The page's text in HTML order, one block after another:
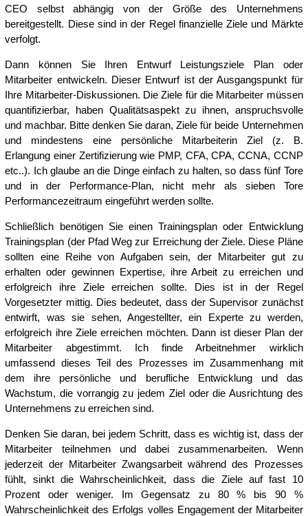
CEO selbst abhängig von der Größe des Unternehmens
bereitgestellt. Diese sind in der Regel finanzielle Ziele und Märkte
verfolgt.
Dann können Sie Ihren Entwurf Leistungsziele Plan oder
Mitarbeiter entwickeln. Dieser Entwurf ist der Ausgangspunkt für
Ihre Mitarbeiter-Diskussionen. Die Ziele für die Mitarbeiter müssen
quantifizierbar, haben Qualitätsaspekt zu ihnen, anspruchsvolle
und machbar. Bitte denken Sie daran, Ziele für beide Unternehmen
und mindestens eine persönliche Mitarbeiterin Ziel (z. B.
Erlangung einer Zertifizierung wie PMP, CFA, CPA, CCNA, CCNP
etc..). Ich glaube an die Dinge einfach zu halten, so dass fünf Tore
und in der Performance-Plan, nicht mehr als sieben Tore
Performancezeitraum eingeführt werden sollte.
Schließlich benötigen Sie einen Trainingsplan oder Entwicklung
Trainingsplan (der Pfad Weg zur Erreichung der Ziele. Diese Pläne
sollten eine Reihe von Aufgaben sein, der Mitarbeiter gut zu
erhalten oder gewinnen Expertise, ihre Arbeit zu erreichen und
erfolgreich ihre Ziele erreichen sollte. Dies ist in der Regel
Vorgesetzter mittig. Dies bedeutet, dass der Supervisor zunächst
entwirft, was sie sehen, Angestellter, ein Experte zu werden,
erfolgreich ihre Ziele erreichen möchten. Dann ist dieser Plan der
Mitarbeiter abgestimmt. Ich finde Arbeitnehmer wirklich
umfassend dieses Teil des Prozesses im Zusammenhang mit
dem ihre persönliche und berufliche Entwicklung und das
Wachstum, die vorrangig zu jedem Ziel oder die Ausrichtung des
Unternehmens zu erreichen sind.
Denken Sie daran, bei jedem Schritt, dass es wichtig ist, dass der
Mitarbeiter teilnehmen und dabei zusammenarbeiten. Wenn
jederzeit der Mitarbeiter Zwangsarbeit während des Prozesses
fühlt, sinkt die Wahrscheinlichkeit, dass die Ziele auf fast 10
Prozent oder weniger. Im Gegensatz zu 80 % bis 90 %
Wahrscheinlichkeit des Erfolgs volles Engagement der Mitarbeiter